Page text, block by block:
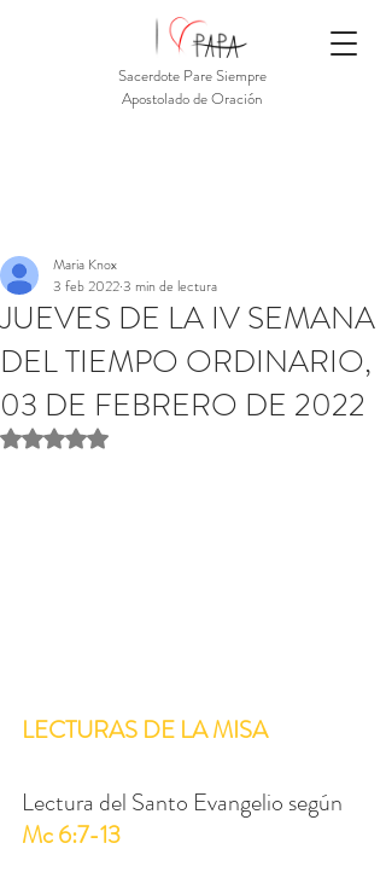
Sacerdote Pare Siempre
Apostolado de Oración
JUEVES DE LA IV SEMANA
DEL TIEMPO ORDINARIO,
03 DE FEBRERO DE 2022
Maria Knox
3 feb 20223 min de lectura
Obtuvo NaN de 5 estrellas.
LECTURAS DE LA MISA
Lectura del Santo Evangelio según
Mc 6:7-13